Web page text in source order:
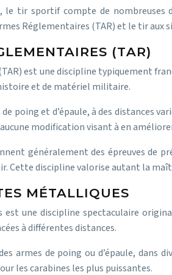
le tir sportif compte de
Réglementaires (TAR) et le tir aux
(TAR)
est une discipline typiquement
et de matériel militaire.
de poing et d’épaule, à des
modification visant à en
généralement des épreuves de
Cette discipline valorise autant la
MÉTALLIQUES
une discipline spectaculaire
à différentes distances.
armes de poing ou d’épaule,
les carabines les plus puissantes.